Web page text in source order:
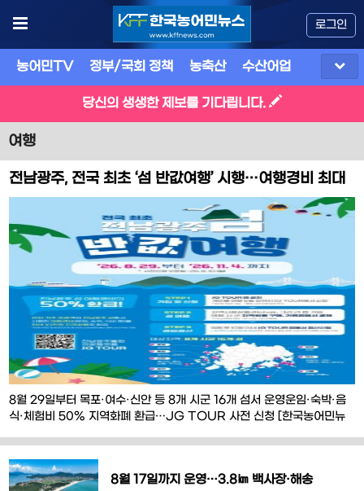
로그인
농어민TV 정부/국회 정책 농축산 수산어업
당신의 생생한 제보를 기다립니다.
여행
전남광주, 전국 최초 ‘섬 반값여행’ 시행…여행경비 최대
10만 원 환급
8월 29일부터 목포·여수·신안 등 8개 시군 16개 섬서 운영운임·숙박·음
식·체험비 50% 지역화폐 환급…JG TOUR 사전 신청 [한국농어민뉴
계섬박람회를 계기로 전국 최초의 ‘섬 반값여행’을 시행한다. 관광객이 전
남광주지역 섬에서 사용한 여객선 운임과 숙박비, 음식비, 체험비 등 여행
경비의 50%를 1인당 최대8월 17일까지 운영…3.8㎞ 백사장·해송